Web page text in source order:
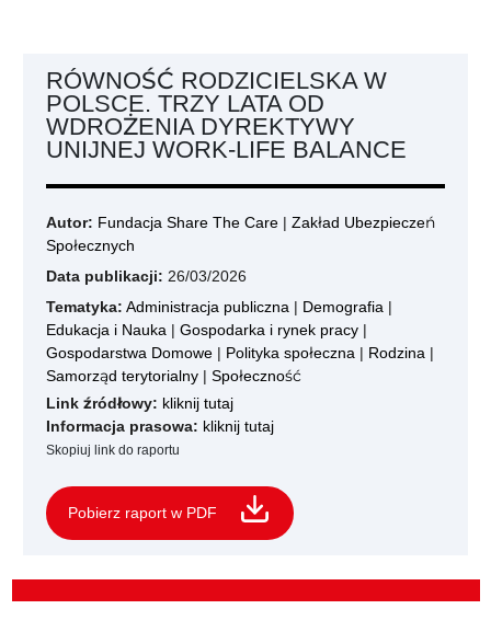
RÓWNOŚĆ RODZICIELSKA W
POLSCE. TRZY LATA OD
WDROŻENIA DYREKTYWY
UNIJNEJ WORK-LIFE BALANCE
Autor: Fundacja Share The Care | Zakład Ubezpieczeń
Społecznych
Data publikacji: 26/03/2026
Tematyka: Administracja publiczna | Demografia |
Edukacja i Nauka | Gospodarka i rynek pracy |
Gospodarstwa Domowe | Polityka społeczna | Rodzina |
Samorząd terytorialny | Społeczność
Link źródłowy: kliknij tutaj
Informacja prasowa: kliknij tutaj
Skopiuj link do raportu
Pobierz raport w PDF